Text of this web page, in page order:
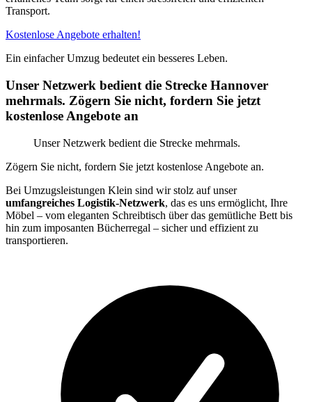
Transport.
Kostenlose Angebote erhalten!
Ein einfacher Umzug bedeutet ein besseres Leben.
Unser Netzwerk bedient die Strecke Hannover
mehrmals. Zögern Sie nicht, fordern Sie jetzt
kostenlose Angebote an
Unser Netzwerk bedient die Strecke mehrmals.
Zögern Sie nicht, fordern Sie jetzt kostenlose Angebote an.
Bei Umzugsleistungen Klein sind wir stolz auf unser
umfangreiches Logistik-Netzwerk, das es uns ermöglicht, Ihre
Möbel – vom eleganten Schreibtisch über das gemütliche Bett bis
hin zum imposanten Bücherregal – sicher und effizient zu
transportieren.